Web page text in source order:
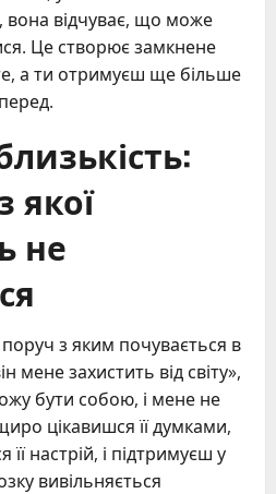
відчуває, що може
Це створює замкнене
а ти отримуєш ще більше
якої
не
з яким почувається в
мене захистить від світу»,
бути собою, і мене не
цікавишся її думками,
настрій, і підтримуєш у
вивільняється